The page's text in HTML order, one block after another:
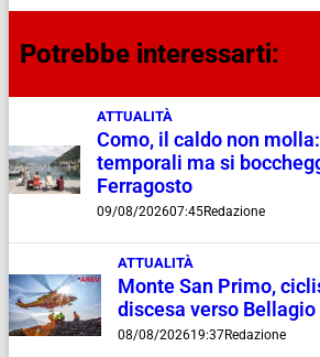
Potrebbe interessarti:
ATTUALITÀ
Como, il caldo non
temporali ma si
Ferragosto
09/08/202607:45Redazione
ATTUALITÀ
Monte San Primo,
discesa verso Bellagio
08/08/202619:37Redazione